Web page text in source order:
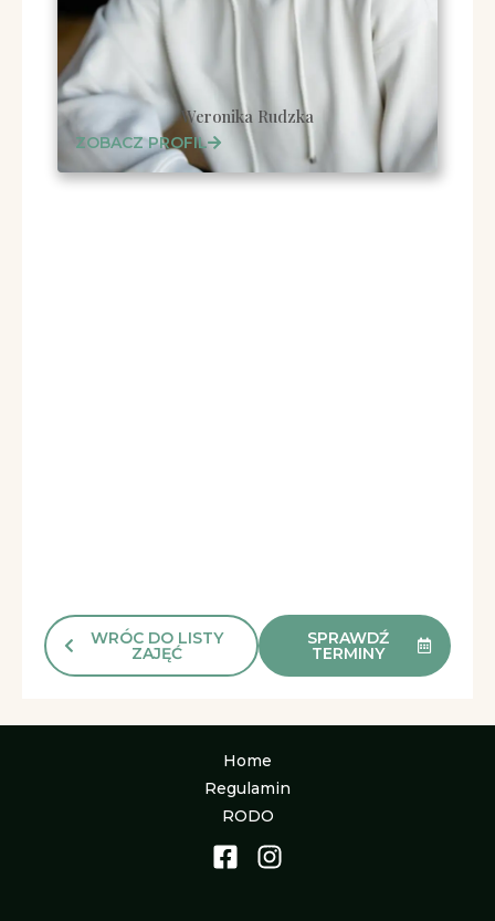
Weronika Rudzka
ZOBACZ PROFIL
SPRAWDŹ
TERMINY
WRÓC DO LISTY
ZAJĘĆ
Home
Regulamin
RODO